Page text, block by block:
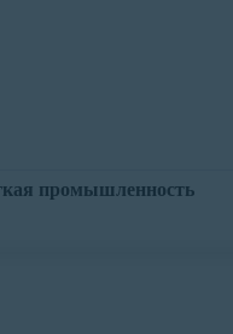
промышленность